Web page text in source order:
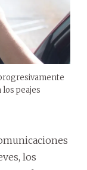
peajes
los